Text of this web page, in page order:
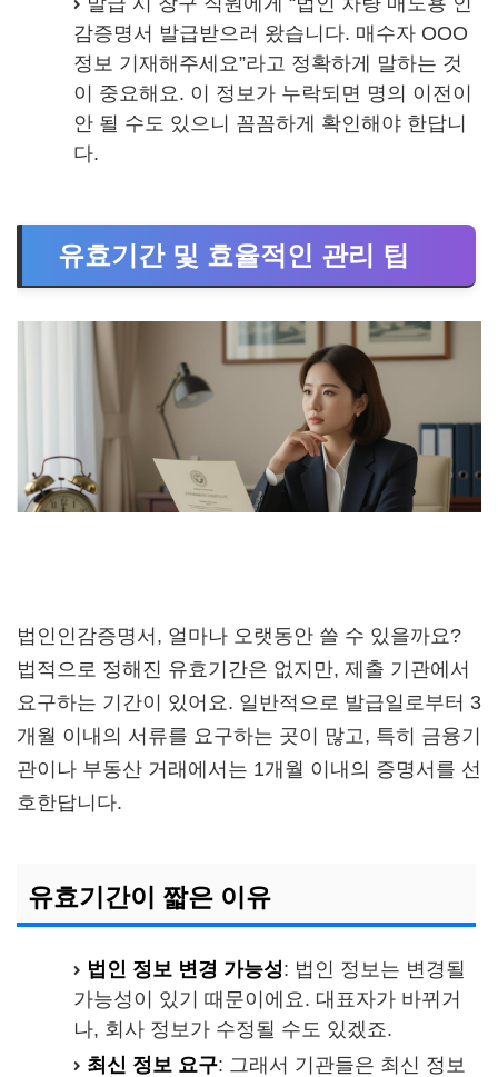
감증명서 발급받으러 왔습니다. 매수자 OOO
정보 기재해주세요”라고 정확하게 말하는 것
이 중요해요. 이 정보가 누락되면 명의 이전이
안 될 수도 있으니 꼼꼼하게 확인해야 한답니
다.
유효기간 및 효율적인 관리 팁
법인인감증명서, 얼마나 오랫동안 쓸 수 있을까요?
법적으로 정해진 유효기간은 없지만, 제출 기관에서
요구하는 기간이 있어요. 일반적으로 발급일로부터 3
개월 이내의 서류를 요구하는 곳이 많고, 특히 금융기
관이나 부동산 거래에서는 1개월 이내의 증명서를 선
호한답니다.
유효기간이 짧은 이유
법인 정보 변경 가능성: 법인 정보는 변경될
가능성이 있기 때문이에요. 대표자가 바뀌거
나, 회사 정보가 수정될 수도 있겠죠.
최신 정보 요구: 그래서 기관들은 최신 정보